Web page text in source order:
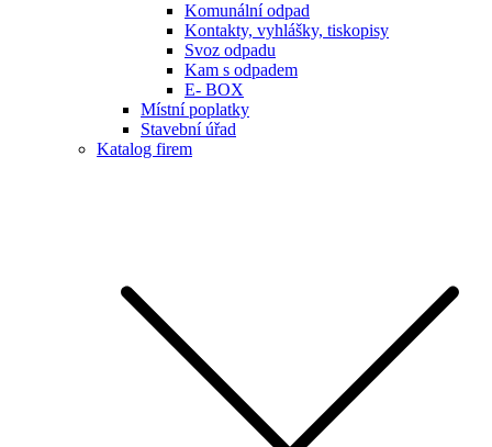
Komunální odpad
Kontakty, vyhlášky, tiskopisy
Svoz odpadu
Kam s odpadem
E- BOX
Místní poplatky
Stavební úřad
Katalog firem